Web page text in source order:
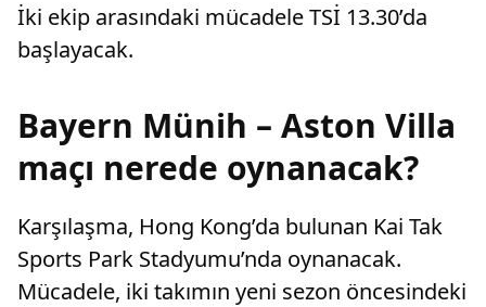
İki ekip arasındaki mücadele TSİ 13.30’da
başlayacak.
Bayern Münih – Aston Villa
maçı nerede oynanacak?
Karşılaşma, Hong Kong’da bulunan Kai Tak
Sports Park Stadyumu’nda oynanacak.
Mücadele, iki takımın yeni sezon öncesindeki